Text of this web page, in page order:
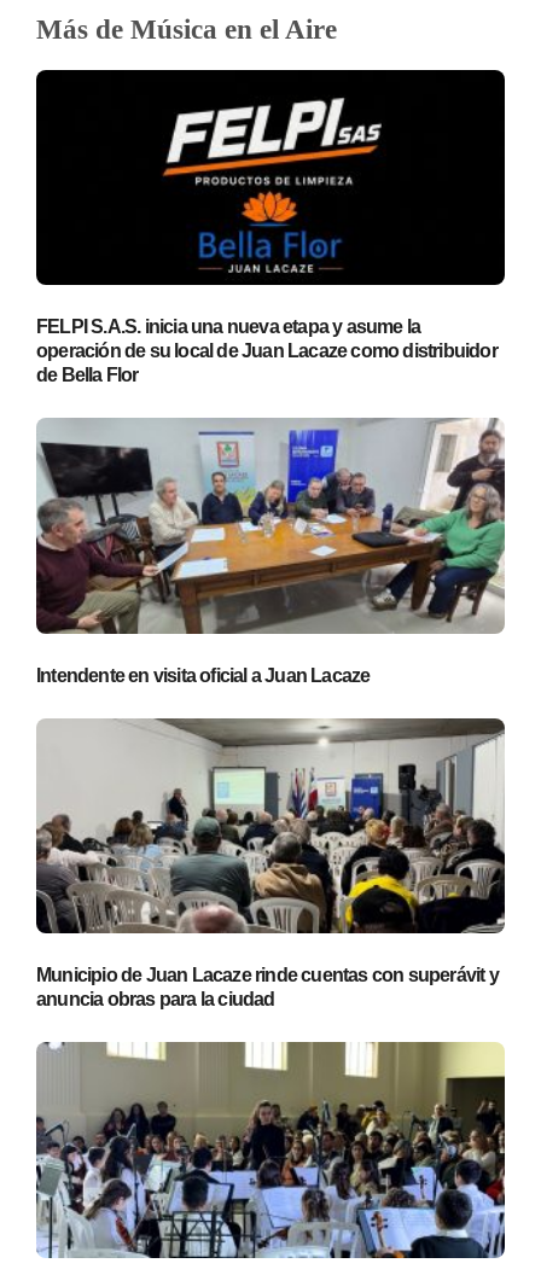
Más de Música en el Aire
FELPI S.A.S. inicia una nueva etapa y asume la
operación de su local de Juan Lacaze como distribuidor
de Bella Flor
Intendente en visita oficial a Juan Lacaze
Municipio de Juan Lacaze rinde cuentas con superávit y
anuncia obras para la ciudad